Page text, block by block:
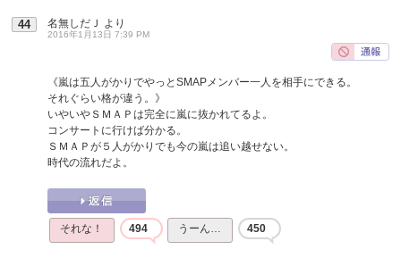
44 名無しだＪ より
2016年1月13日 7:39 PM
《嵐は五人がかりでやっとSMAPメンバー一人を相手にできる。
それぐらい格が違う。》
いやいやＳＭＡＰは完全に嵐に抜かれてるよ。
コンサートに行けば分かる。
ＳＭＡＰが５人がかりでも今の嵐は追い越せない。
時代の流れだよ。
それな！ 494 うーん… 450